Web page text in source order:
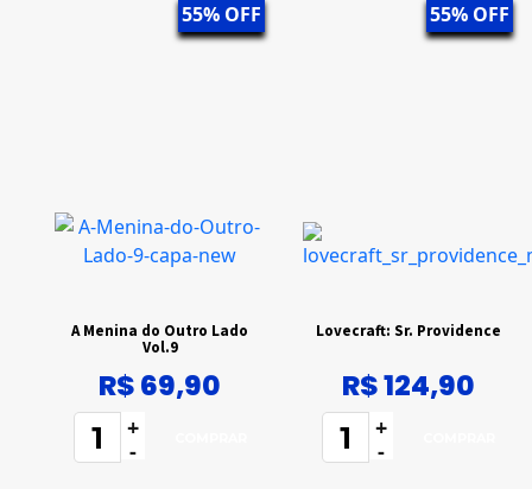
55% OFF
A Menina do Outro Lado
Vol.9
R$ 69,90
+
-
55% OFF
Lovecraft: Sr. Providence
R$ 124,90
+
-